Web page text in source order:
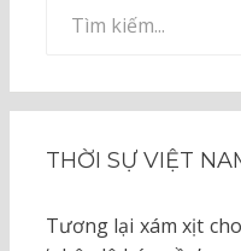
kiếm
THỜI SỰ VIỆT
Tương lại xám xịt